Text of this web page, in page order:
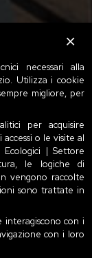
necessari alla
Utilizza i cookie
migliore, per
per acquisire
o le visite al
| Settore
le logiche di
vengono raccolte
sono trattate in
interagiscono con i
con i loro